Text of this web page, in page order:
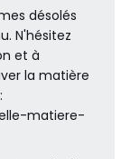
désolés
N'hésitez
et à
la matière
matiere-